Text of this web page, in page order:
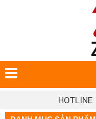
HOTLINE: